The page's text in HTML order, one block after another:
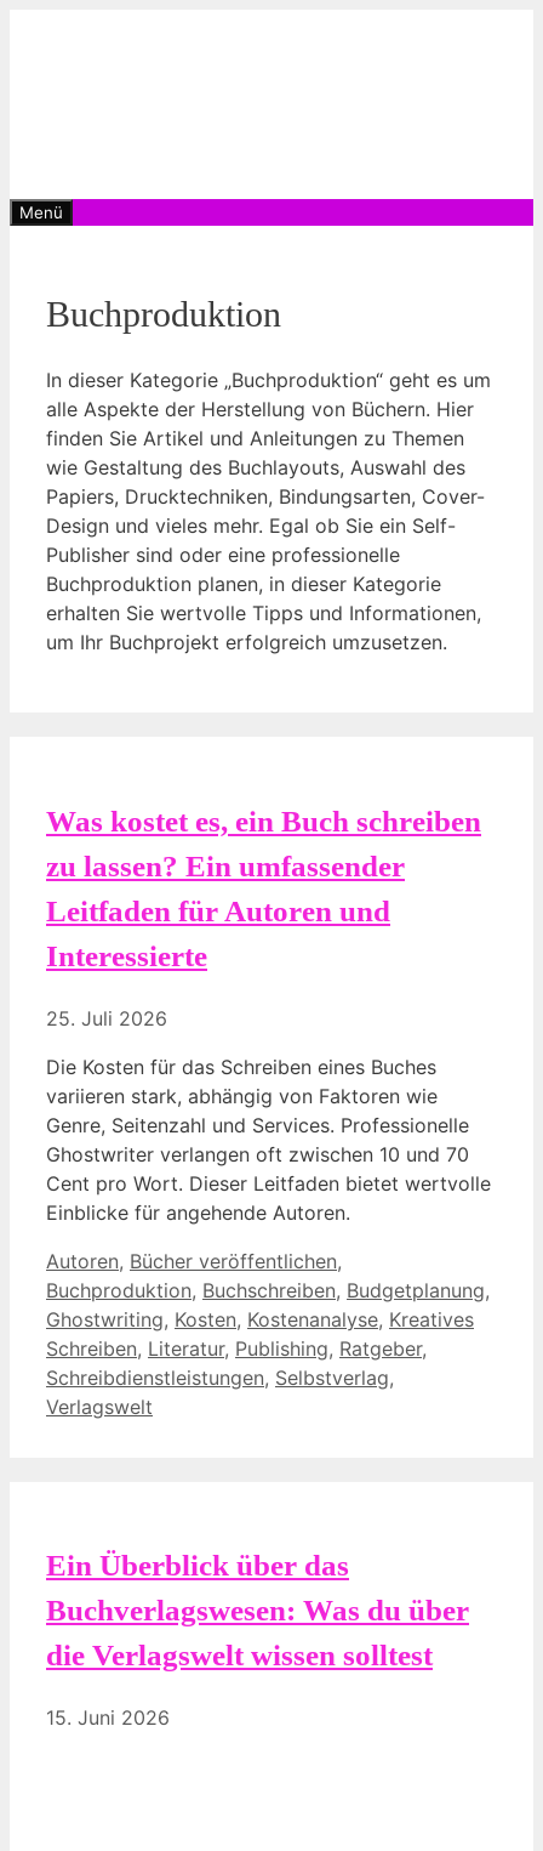
Menü
Buchproduktion
In dieser Kategorie „Buchproduktion“ geht es um
alle Aspekte der Herstellung von Büchern. Hier
finden Sie Artikel und Anleitungen zu Themen
wie Gestaltung des Buchlayouts, Auswahl des
Papiers, Drucktechniken, Bindungsarten, Cover-
Design und vieles mehr. Egal ob Sie ein Self-
Publisher sind oder eine professionelle
Buchproduktion planen, in dieser Kategorie
erhalten Sie wertvolle Tipps und Informationen,
um Ihr Buchprojekt erfolgreich umzusetzen.
Was kostet es, ein Buch schreiben
zu lassen? Ein umfassender
Leitfaden für Autoren und
Interessierte
25. Juli 2026
Die Kosten für das Schreiben eines Buches
variieren stark, abhängig von Faktoren wie
Genre, Seitenzahl und Services. Professionelle
Ghostwriter verlangen oft zwischen 10 und 70
Cent pro Wort. Dieser Leitfaden bietet wertvolle
Einblicke für angehende Autoren.
Kategorien
Autoren, Bücher veröffentlichen,
Buchproduktion, Buchschreiben, Budgetplanung,
Ghostwriting, Kosten, Kostenanalyse, Kreatives
Schreiben, Literatur, Publishing, Ratgeber,
Schreibdienstleistungen, Selbstverlag,
Verlagswelt
Ein Überblick über das
Buchverlagswesen: Was du über
die Verlagswelt wissen solltest
15. Juni 2026